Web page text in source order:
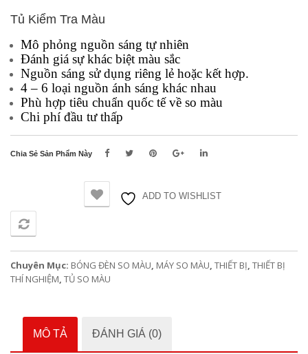
Tủ Kiểm Tra Màu
Mô phỏng nguồn sáng tự nhiên
Đánh giá sự khác biệt màu sắc
Nguồn sáng sử dụng riêng lẻ hoặc kết hợp.
4 – 6 loại nguồn ánh sáng khác nhau
Phù hợp tiêu chuẩn quốc tế về so màu
Chi phí đầu tư thấp
Chia Sẻ Sản Phẩm Này
ADD TO WISHLIST
Chuyên Mục: BÓNG ĐÈN SO MÀU, MÁY SO MÀU, THIẾT BỊ, THIẾT BỊ
THÍ NGHIỆM, TỦ SO MÀU
MÔ TẢ ĐÁNH GIÁ (0)